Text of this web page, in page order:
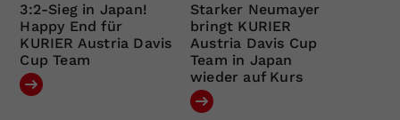
3:2-Sieg in Japan!
Happy End für
KURIER Austria Davis
Cup Team
Starker Neumayer
bringt KURIER
Austria Davis Cup
Team in Japan
wieder auf Kurs